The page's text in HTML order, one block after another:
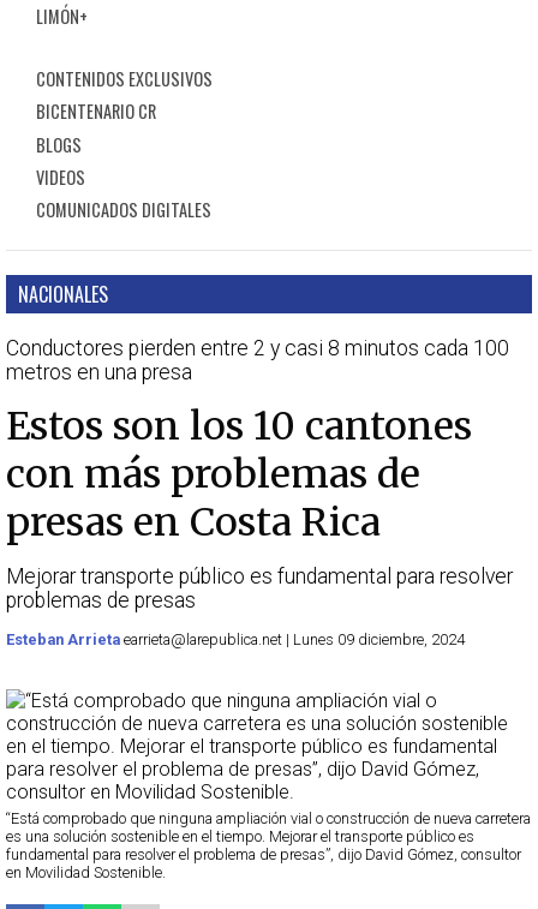
LIMÓN+
CONTENIDOS EXCLUSIVOS
BICENTENARIO CR
BLOGS
VIDEOS
COMUNICADOS DIGITALES
NACIONALES
Conductores pierden entre 2 y casi 8 minutos cada 100
metros en una presa
Estos son los 10 cantones
con más problemas de
presas en Costa Rica
Mejorar transporte público es fundamental para resolver
problemas de presas
Esteban Arrieta earrieta@larepublica.net | Lunes 09 diciembre, 2024
“Está comprobado que ninguna ampliación vial o construcción de nueva carretera
es una solución sostenible en el tiempo. Mejorar el transporte público es
fundamental para resolver el problema de presas”, dijo David Gómez, consultor
en Movilidad Sostenible.